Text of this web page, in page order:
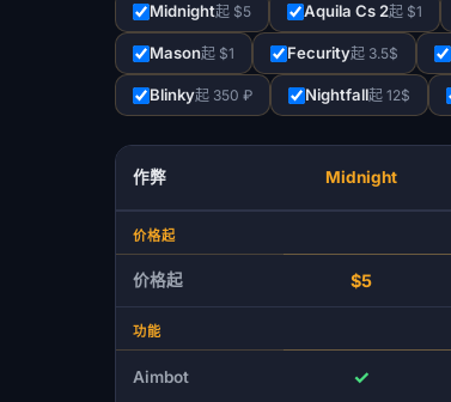
Midnight起 $5 Aquila Cs 2起 $1
Mason起 $1 Fecurity起 3.5$
Blinky起 350 ₽ Nightfall起 12$
作弊 Midnight
价格起
价格起 $5
功能
Aimbot ✓